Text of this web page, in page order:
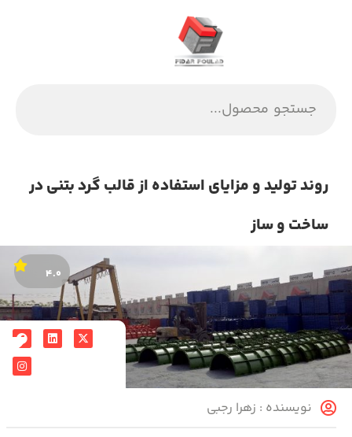
روند تولید و مزایای استفاده از قالب گرد بتنی در
ساخت و ساز
۴.۰
نویسنده : زهرا رجبی